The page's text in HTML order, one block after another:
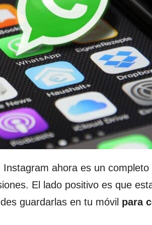
ahora es un
El lado positivo es que
guardarlas en tu móvil para